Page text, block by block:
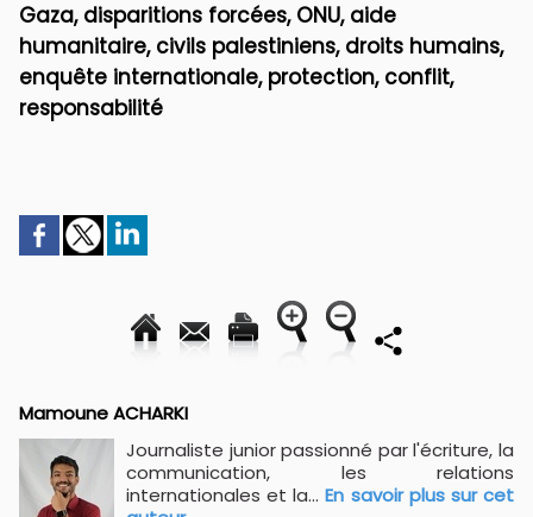
Gaza, disparitions forcées, ONU, aide
humanitaire, civils palestiniens, droits humains,
enquête internationale, protection, conflit,
responsabilité
Mamoune ACHARKI
Journaliste junior passionné par l'écriture, la
communication, les relations
internationales et la...En savoir plus sur cet